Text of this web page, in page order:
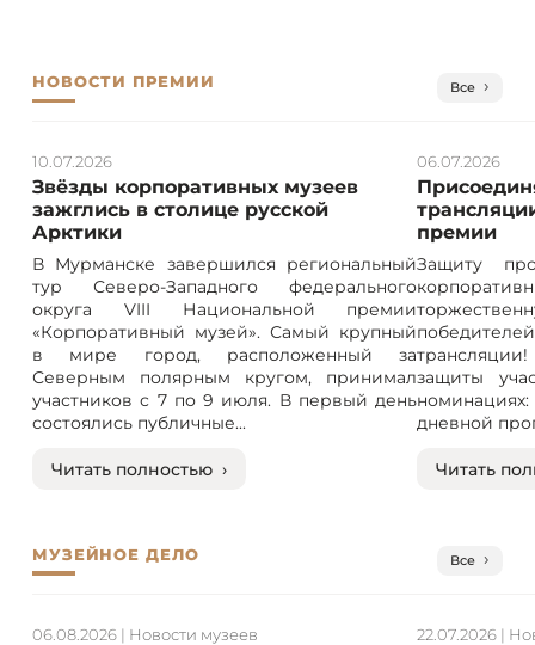
НОВОСТИ ПРЕМИИ Все
Звёзды корпоративных музеев
зажглись в столице русской
Арктики
10.07.2026
В Мурманске завершился региональный
тур Северо-Западного федерального
округа VIII Национальной премии
«Корпоративный музей». Самый крупный
в мире город, расположенный за
Северным полярным кругом, принимал
участников с 7 по 9 июля. В первый день
состоялись публичные...
Читать полностью ›
премии
06.07.2026
Защиту
защиты
дневной
Читать
МУЗЕЙНОЕ ДЕЛО Все
06.08.2026| Новости музеев 22.07.2026 |